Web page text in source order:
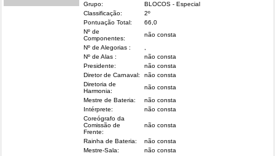
Grupo:
BLOCOS - Especial
Classificação:
2º
Pontuação Total:
66,0
Nº de
Componentes:
não consta
Nº de Alegorias :
Nº de Alas :
não consta
Presidente:
não consta
Diretor de Carnaval:
não consta
Diretoria de
Harmonia:
não consta
Mestre de Bateria:
não consta
Intérprete:
não consta
Coreógrafo da
Comissão de
Frente:
não consta
Rainha de Bateria:
não consta
Mestre-Sala:
não consta